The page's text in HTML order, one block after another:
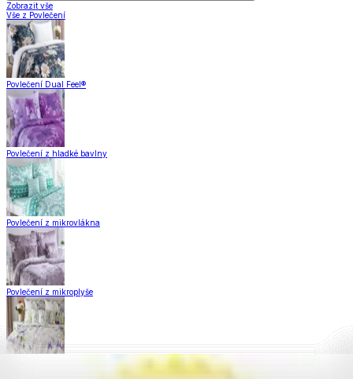
Zobrazit vše
Vše z Povlečení
Povlečení Dual Feel®
Povlečení z hladké bavlny
Povlečení z mikrovlákna
Povlečení z mikroplyše